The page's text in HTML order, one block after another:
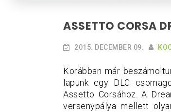
ASSETTO CORSA
2015. DECEMBER 09.
Korábban már
lapunk egy DLC
Assetto Corsához. A
versenypálya mellett